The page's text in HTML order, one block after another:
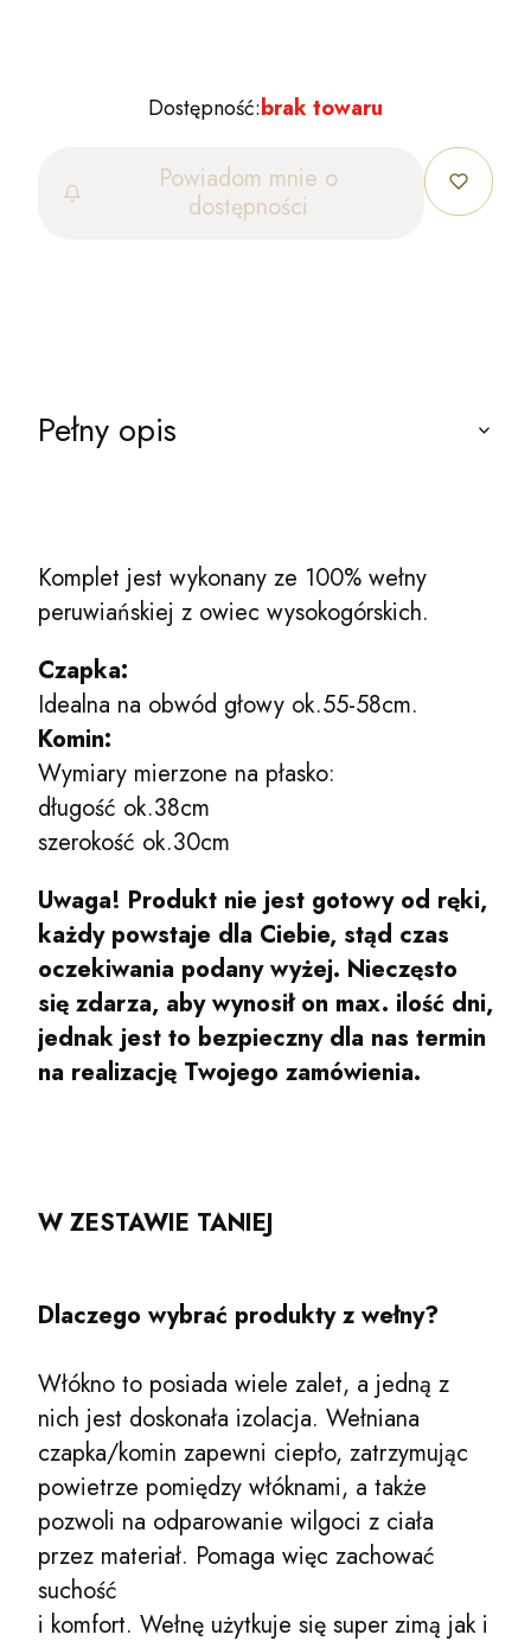
Dostępność:brak towaru
Powiadom mnie o
dostępności
Pełny opis
Komplet jest wykonany ze 100% wełny
peruwiańskiej z owiec wysokogórskich.
Czapka:
Idealna na obwód głowy ok.55-58cm.
Komin:
Wymiary mierzone na płasko:
długość ok.38cm
szerokość ok.30cm
Uwaga! Produkt nie jest gotowy od ręki,
każdy powstaje dla Ciebie, stąd czas
oczekiwania podany wyżej. Nieczęsto
się zdarza, aby wynosił on max. ilość dni,
jednak jest to bezpieczny dla nas termin
na realizację Twojego zamówienia.
W ZESTAWIE TANIEJ
Dlaczego wybrać produkty z wełny?
Włókno to posiada wiele zalet, a jedną z
nich jest doskonała izolacja. Wełniana
czapka/komin zapewni ciepło, zatrzymując
powietrze pomiędzy włóknami, a także
pozwoli na odparowanie wilgoci z ciała
przez materiał. Pomaga więc zachować
suchość
i komfort. Wełnę użytkuje się super zimą jak i